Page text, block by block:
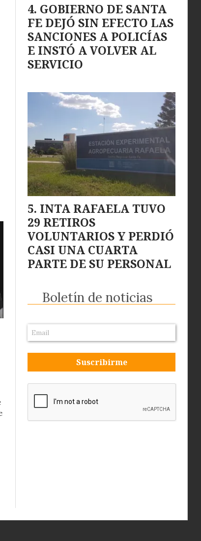
GOBIERNO DE SANTA
FE DEJÓ SIN EFECTO LAS
SANCIONES A POLICÍAS
E INSTÓ A VOLVER AL
SERVICIO
INTA RAFAELA TUVO
29 RETIROS
VOLUNTARIOS Y PERDIÓ
CASI UNA CUARTA
PARTE DE SU PERSONAL
Boletín de noticias
Suscribirme